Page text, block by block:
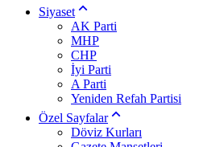
Siyaset
AK Parti
MHP
CHP
İyi Parti
A Parti
Yeniden Refah Partisi
Özel Sayfalar
Döviz Kurları